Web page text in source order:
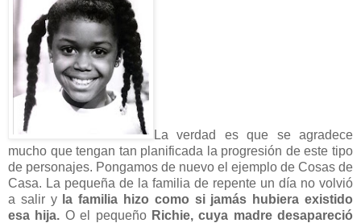
La verdad es que se agradece
mucho que tengan tan planificada la progresión de este tipo
de personajes. Pongamos de nuevo el ejemplo de Cosas de
Casa. La pequeña de la familia de repente un día no volvió
a salir y la familia hizo como si jamás hubiera existido
esa hija. O el pequeño Richie, cuya madre desapareció